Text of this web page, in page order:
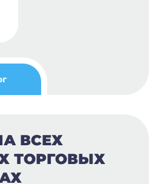
ВСЕХ
ТОРГОВЫХ